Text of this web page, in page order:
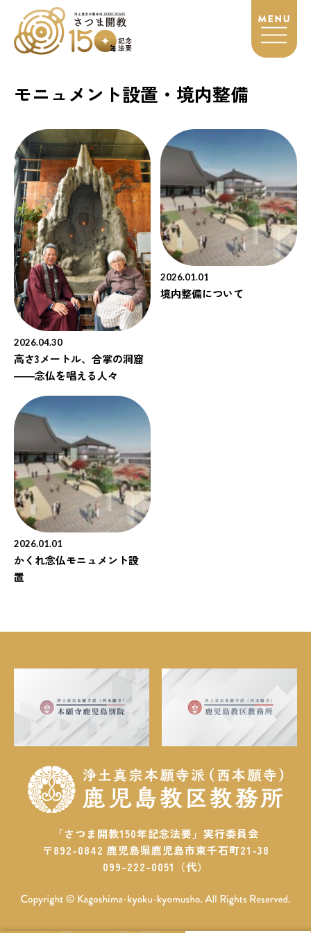
モニュメント設置・境内整備
2026.04.30
高さ3メートル、合掌の洞窟
――念仏を唱える人々
2026.01.01
境内整備について
2026.01.01
かくれ念仏モニュメント設
置
「さつま開教150年記念法要」実行委員会
〒892-0842 鹿児島県鹿児島市東千石町21-38
099-222-0051（代）